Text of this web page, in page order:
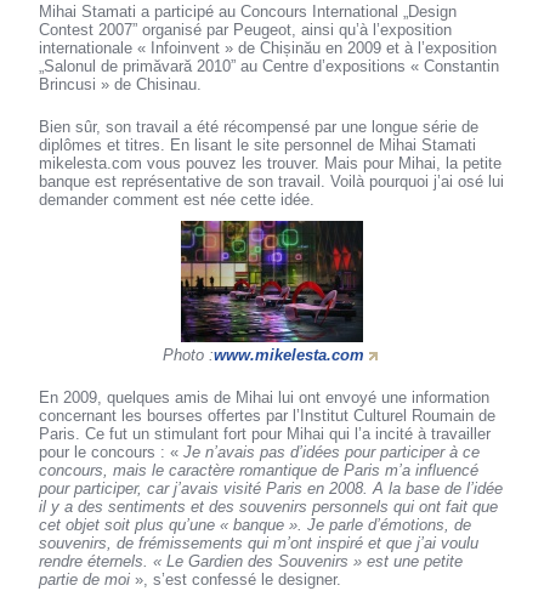
Mihai Stamati a participé au Concours International „Design
Contest 2007” organisé par Peugeot, ainsi qu’à l’exposition
internationale « Infoinvent » de Chișinău en 2009 et à l’exposition
„Salonul de primăvară 2010” au Centre d’expositions « Constantin
Brincusi » de Chisinau.
Bien sûr, son travail a été récompensé par une longue série de
diplômes et titres. En lisant le site personnel de Mihai Stamati
mikelesta.com vous pouvez les trouver. Mais pour Mihai, la petite
banque est représentative de son travail. Voilà pourquoi j’ai osé lui
demander comment est née cette idée.
Photo :www.mikelesta.com
En 2009, quelques amis de Mihai lui ont envoyé une information
concernant les bourses offertes par l’Institut Culturel Roumain de
Paris. Ce fut un stimulant fort pour Mihai qui l’a incité à travailler
pour le concours : «Je n’avais pas d’idées pour participer à ce
concours, mais le caractère romantique de Paris m’a influencé
pour participer, car j’avais visité Paris en 2008. A la base de l’idée
il y a des sentiments et des souvenirs personnels qui ont fait que
cet objet soit plus qu’une « banque ». Je parle d’émotions, de
souvenirs, de frémissements qui m’ont inspiré et que j’ai voulu
rendre éternels. « Le Gardien des Souvenirs » est une petite
partie de moi », s’est confessé le designer.